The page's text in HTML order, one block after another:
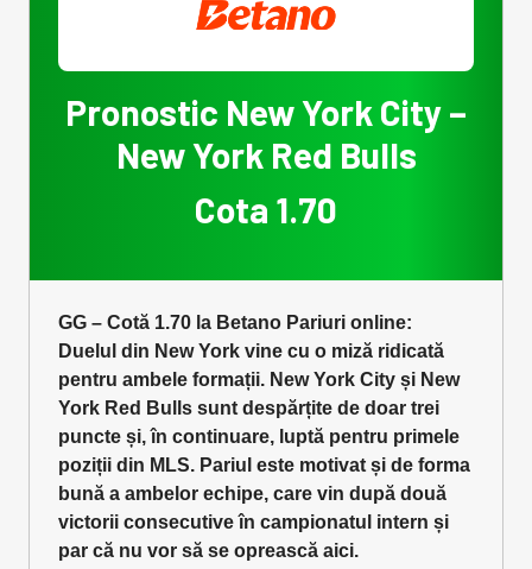
Pronostic New York City –
New York Red Bulls
Cota 1.70
GG – Cotă 1.70 la Betano Pariuri online:
Duelul din New York vine cu o miză ridicată
pentru ambele formații. New York City și New
York Red Bulls sunt despărțite de doar trei
puncte și, în continuare, luptă pentru primele
poziții din MLS. Pariul este motivat și de forma
bună a ambelor echipe, care vin după două
victorii consecutive în campionatul intern și
par că nu vor să se oprească aici.